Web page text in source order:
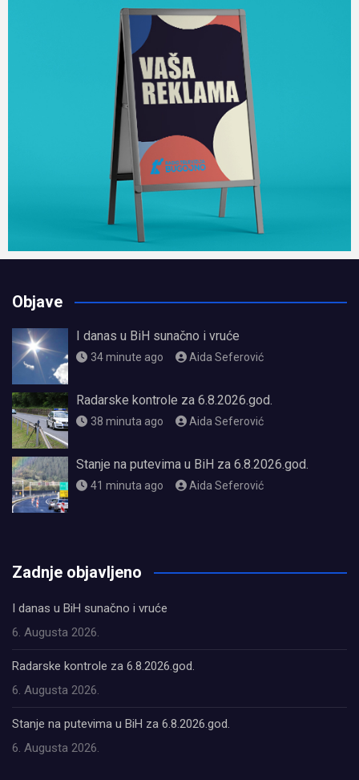
Objave
I danas u BiH sunačno i vruće
34 minute ago Aida Seferović
Radarske kontrole za 6.8.2026.god.
38 minuta ago Aida Seferović
Stanje na putevima u BiH za 6.8.2026.god.
41 minuta ago Aida Seferović
Zadnje objavljeno
I danas u BiH sunačno i vruće
6. Augusta 2026.
Radarske kontrole za 6.8.2026.god.
6. Augusta 2026.
Stanje na putevima u BiH za 6.8.2026.god.
6. Augusta 2026.